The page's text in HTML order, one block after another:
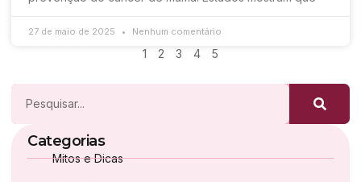
27 de maio de 2025 Nenhum comentário
1 2 3 4 5
Categorias
Mitos e Dicas